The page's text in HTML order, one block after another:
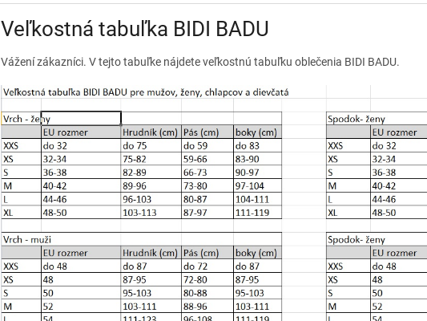
Veľkostná tabuľka BIDI BADU
Vážení zákazníci. V tejto tabuľke nájdete veľkostnú tabuľku oblečenia BIDI BADU.